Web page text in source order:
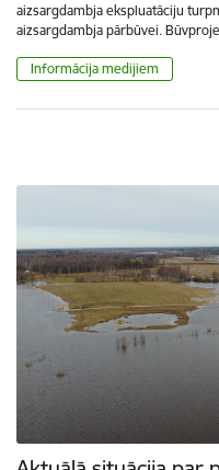
aizsargdambja ekspluatāciju
aizsargdambja pārbūvei.
Informācija medijiem